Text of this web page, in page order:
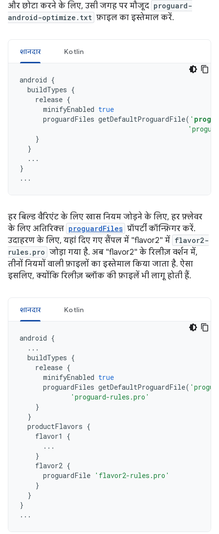
और छोटा करने के लिए, उसी जगह पर मौजूद proguard-
android-optimize.txt फ़ाइल का इस्तेमाल करें.
शानदार Kotlin
android {
buildTypes {
release {
minifyEnabled true
proguardFiles getDefaultProguardFile( '
}
}
...
}
...
हर बिल्ड वैरिएंट के लिए खास नियम जोड़ने के लिए, हर फ़्लेवर
के लिए अतिरिक्त proguardFiles प्रॉपर्टी कॉन्फ़िगर करें.
उदाहरण के लिए, यहां दिए गए सैंपल में "flavor2" में flavor2-
rules.pro जोड़ा गया है. अब "flavor2" के रिलीज़ वर्शन में,
तीनों नियमों वाली फ़ाइलों का इस्तेमाल किया जाता है. ऐसा
इसलिए, क्योंकि रिलीज़ ब्लॉक की फ़ाइलें भी लागू होती हैं.
शानदार Kotlin
android {
...
buildTypes {
release {
minifyEnabled true
proguardFiles getDefaultProguardFile(
'proguard-rules.pro'
}
}
productFlavors {
flavor1
{
...
}
flavor2 {
proguardFile 'flavor2-rules.pro'
}
}
}
...